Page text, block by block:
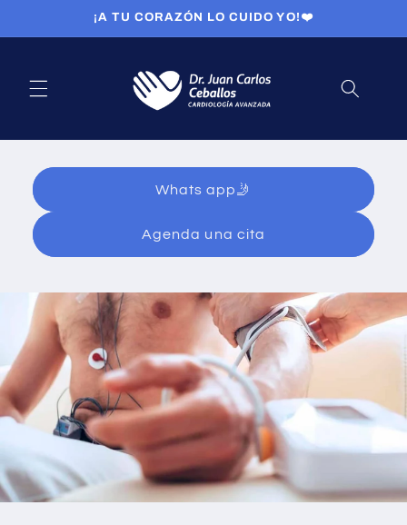
¡A TU CORAZÓN LO CUIDO YO!❤️
Whats app🤳
Agenda una cita